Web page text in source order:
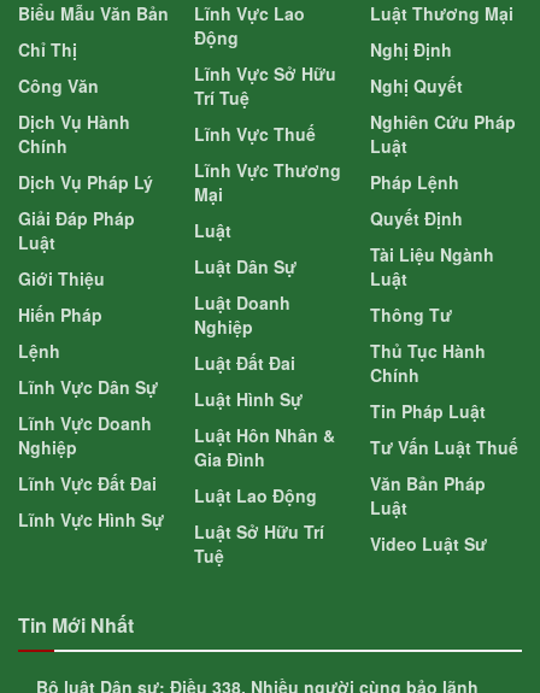
Biểu Mẫu Văn Bản
Chỉ Thị
Công Văn
Dịch Vụ Hành
Chính
Dịch Vụ Pháp Lý
Giải Đáp Pháp
Luật
Giới Thiệu
Hiến Pháp
Lệnh
Lĩnh Vực Dân Sự
Lĩnh Vực Doanh
Nghiệp
Lĩnh Vực Đất Đai
Lĩnh Vực Hình Sự
Lĩnh Vực Lao
Động
Lĩnh Vực Sở Hữu
Trí Tuệ
Lĩnh Vực Thuế
Lĩnh Vực Thương
Mại
Luật
Luật Dân Sự
Luật Doanh
Nghiệp
Luật Đất Đai
Luật Hình Sự
Luật Hôn Nhân &
Gia Đình
Luật Lao Động
Luật Sở Hữu Trí
Tuệ
Luật Thương Mại
Nghị Định
Nghị Quyết
Nghiên Cứu Pháp
Luật
Pháp Lệnh
Quyết Định
Tài Liệu Ngành
Luật
Thông Tư
Thủ Tục Hành
Chính
Tin Pháp Luật
Tư Vấn Luật Thuế
Văn Bản Pháp
Luật
Video Luật Sư
Tin Mới Nhất
Bộ luật Dân sự: Điều 338. Nhiều người cùng bảo lãnh